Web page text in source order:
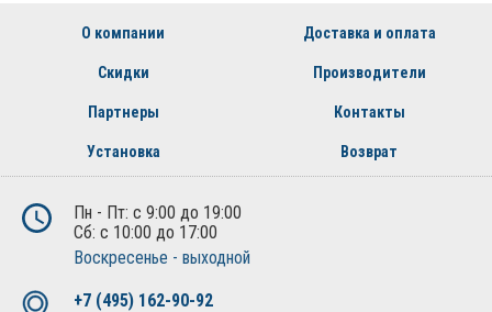
О компании Доставка и оплата
Скидки Производители
Партнеры Контакты
Установка Возврат
Пн - Пт: с 9:00 до 19:00
Сб: с 10:00 до 17:00
Воскресенье - выходной
+7 (495) 162-90-92